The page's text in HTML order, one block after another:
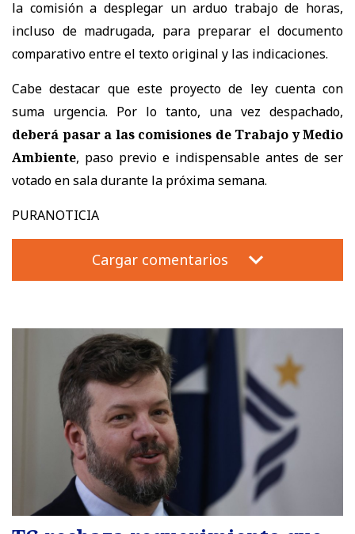
la comisión a desplegar un arduo trabajo de horas,
incluso de madrugada, para preparar el documento
comparativo entre el texto original y las indicaciones.
Cabe destacar que este proyecto de ley cuenta con
suma urgencia. Por lo tanto, una vez despachado,
deberá pasar a las comisiones de Trabajo y Medio
Ambiente, paso previo e indispensable antes de ser
votado en sala durante la próxima semana.
PURANOTICIA
Cargar comentarios